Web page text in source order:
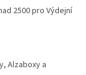
2500 pro Výdejní
Alzaboxy a